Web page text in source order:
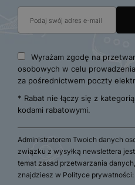
Wyrażam zgodę na
osobowych w celu
za pośrednictwem poczty
* Rabat nie łączy się z
kodami rabatowymi.
Administratorem Twoich danych
związku z wysyłką newslettera
temat zasad przetwarzania
znajdziesz w Polityce prywatności: